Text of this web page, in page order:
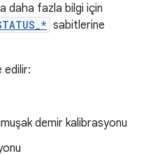
daha fazla bilgi için
sabitlerine
edilir:
demir kalibrasyonu